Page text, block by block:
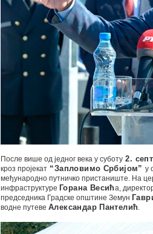
После више од једног века у суботу 2.
кроз пројекат “Запловимо Србијом”у
међународно путничко пристаниште. На
инфраструктуре Горана Весића,
председника Градске општине Земун
водне путевеАлександар Пантелић.